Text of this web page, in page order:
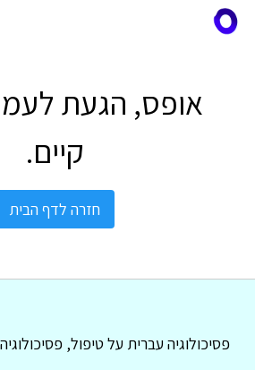
אופס, הגעת
קיים.
חזרה לדף הבית
פסיכולוגיה עברית על טיפול, פסיכולוגיה